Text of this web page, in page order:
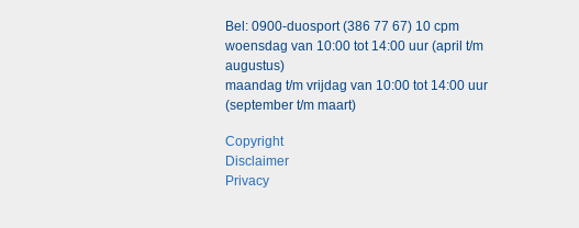
Bel: 0900-duosport (386 77 67) 10 cpm
woensdag van 10:00 tot 14:00 uur (april t/m
augustus)
maandag t/m vrijdag van 10:00 tot 14:00 uur
(september t/m maart)
Copyright
Disclaimer
Privacy